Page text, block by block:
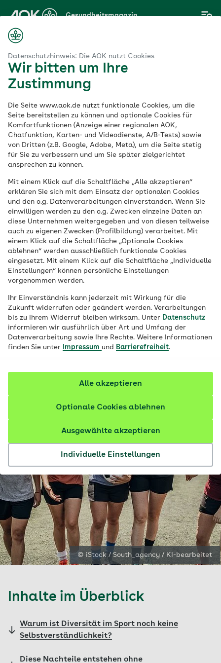
Datenschutzhinweis: Die AOK nutzt Cookies
Wir bitten um Ihre
Zustimmung
Die Seite www.aok.de nutzt funktionale Cookies, um die
Seite bereitstellen zu können und optionale Cookies für
Komfortfunktionen (Anzeige einer regionalen AOK,
Chatfunktion, Karten- und Videodienste, A/B-Tests) sowie
von Dritten (z.B. Google, Adobe, Meta), um die Seite stetig
für Sie zu verbessern und um Sie später zielgerichtet
ansprechen zu können.
Mit einem Klick auf die Schaltfläche „Alle akzeptieren“
erklären Sie sich mit dem Einsatz der optionalen Cookies
und den o.g. Datenverarbeitungen einverstanden. Wenn Sie
einwilligen werden zu den o.g. Zwecken einzelne Daten an
diese Unternehmen weitergegeben und von diesen teilweise
auch zu eigenen Zwecken (Profilbildung) verarbeitet. Mit
einem Klick auf die Schaltfläche „Optionale Cookies
ablehnen“ werden ausschließlich funktionale Cookies
eingesetzt. Mit einem Klick auf die Schaltfläche „Individuelle
Einstellungen“ können persönliche Einstellungen
vorgenommen werden.
Ihr Einverständnis kann jederzeit mit Wirkung für die
Zukunft widerrufen oder geändert werden. Verarbeitungen
bis zu Ihrem Widerruf bleiben wirksam. Unter Datenschutz
informieren wir ausführlich über Art und Umfang der
Datenverarbeitung sowie Ihre Rechte. Weitere Informationen
finden Sie unter
Impressum und Barrierefreiheit.
Individuelle Einstellungen
Ausgewählte akzeptieren
Optionale Cookies ablehnen
Alle akzeptieren
Hauptinhalt
springen
Gesundheitsmagazin
„Die
Chancengleichheit
im Sport beginnt im
Kopf“
Veröffentlicht am:
18.06.2026 6 Minuten Lesedauer von Julia Ehlers
Sport soll verbinden, doch nicht alle haben
die gleichen Chancen. Im Interview erklärt
Dr. Heidi Scheffel, Queer-Beauftragte beim
gibt, warum viele aussteigen und wie
Vereine Teilhabe konkret verbessern
können.
© iStock / South_agency / KI-bearbeitet
Inhalte im Überblick
Warum ist Diversität im Sport noch keine
Selbstverständlichkeit?
Diese Nachteile entstehen ohne